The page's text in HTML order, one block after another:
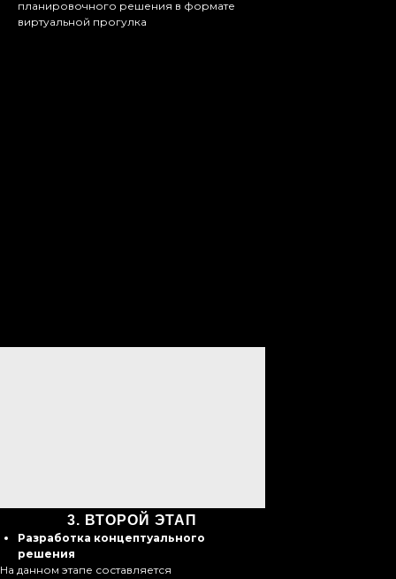
планировочного решения в формате
виртуальной прогулка
3. ВТОРОЙ ЭТАП
Разработка концептуального
решения
На данном этапе составляется